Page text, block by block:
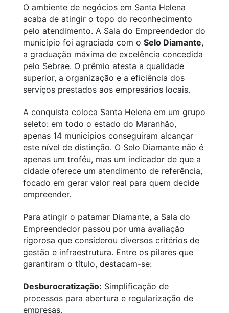
O ambiente de negócios em Santa Helena
acaba de atingir o topo do reconhecimento
pelo atendimento. A Sala do Empreendedor do
município foi agraciada com o Selo Diamante,
a graduação máxima de excelência concedida
pelo Sebrae. O prêmio atesta a qualidade
superior, a organização e a eficiência dos
serviços prestados aos empresários locais.
A conquista coloca Santa Helena em um grupo
seleto: em todo o estado do Maranhão,
apenas 14 municípios conseguiram alcançar
este nível de distinção. O Selo Diamante não é
apenas um troféu, mas um indicador de que a
cidade oferece um atendimento de referência,
focado em gerar valor real para quem decide
empreender.
Para atingir o patamar Diamante, a Sala do
Empreendedor passou por uma avaliação
rigorosa que considerou diversos critérios de
gestão e infraestrutura. Entre os pilares que
garantiram o título, destacam-se:
Desburocratização: Simplificação de
processos para abertura e regularização de
empresas.